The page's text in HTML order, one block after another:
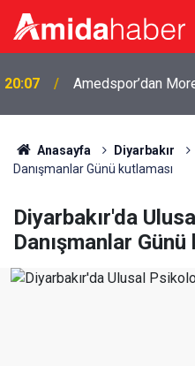
20:07 Amedspor’dan
Anasayfa Diyarbakır
Danışmanlar Günü kutlaması
Diyarbakır'da
Danışmanlar Günü